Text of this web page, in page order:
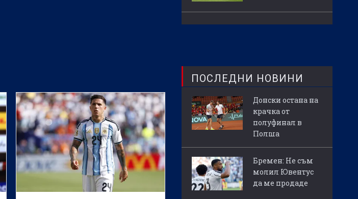
ПОСЛЕДНИ НОВИНИ
Донски остана на
крачка от
полуфинал в
Полша
Бремен: Не съм
молил Ювентус
да ме продаде